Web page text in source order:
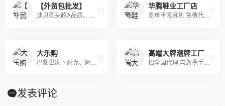
【外贸包批发】 华腾鞋业工厂店
大乐购 高端大牌潮牌工厂
发表评论